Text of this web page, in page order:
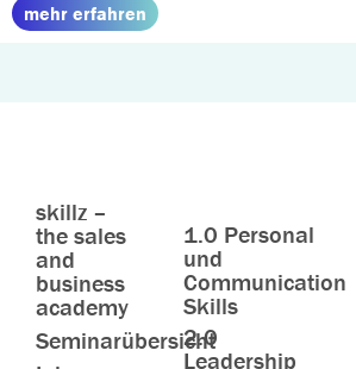
mehr erfahren
skillz –
the sales
and
business
academy
Seminarübersicht
1.0 Personal
und
Communication
Skills
2.0
Leadership